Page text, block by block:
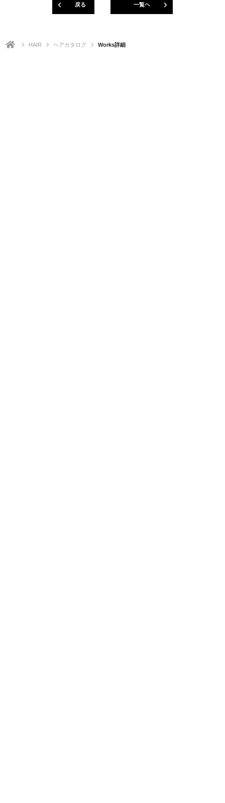
戻る 一覧ヘ
HAIR ヘアカタログ Works詳細